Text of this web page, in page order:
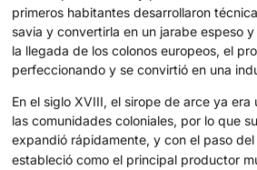
primeros habitantes desarrollaron
savia y convertirla en un jarabe espeso
la llegada de los colonos europeos, el
perfeccionando y se convirtió en una
En el siglo XVIII, el sirope de arce ya
las comunidades coloniales, por lo que
expandió rápidamente, y con el paso
estableció como el principal productor